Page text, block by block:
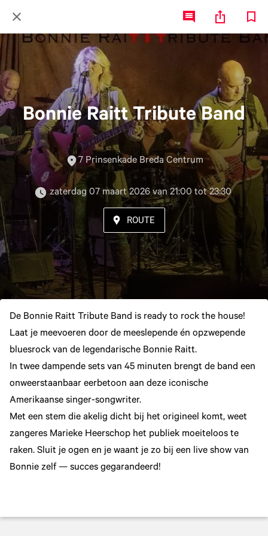
Bonnie Raitt Tribute Band
7 Prinsenkade Breda Centrum
zaterdag 07 maart 2026 van 21:00 tot 23:30
ROUTE
De Bonnie Raitt Tribute Band is ready to rock the house!
Laat je meevoeren door de meeslepende én opzwepende
bluesrock van de legendarische Bonnie Raitt.
In twee dampende sets van 45 minuten brengt de band een
onweerstaanbaar eerbetoon aan deze iconische
Amerikaanse singer-songwriter.
Met een stem die akelig dicht bij het origineel komt, weet
zangeres Marieke Heerschop het publiek moeiteloos te
raken. Sluit je ogen en je waant je zo bij een live show van
Bonnie zelf — succes gegarandeerd!